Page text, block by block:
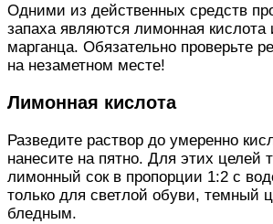
Одними из действенных средств
запаха являются лимонная кислота
марганца. Обязательно проверьте
на незаметном месте!
Лимонная кислота
Разведите раствор до умеренно
нанесите на пятно. Для этих целей
лимонный сок в пропорции 1:2 с
только для светлой обуви, темный
бледным.